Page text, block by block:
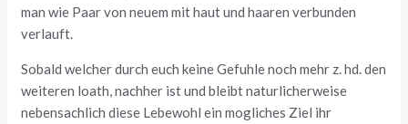
man wie Paar von neuem mit haut und haaren verbunden
verlauft.
Sobald welcher durch euch keine Gefuhle noch mehr z. hd. den
weiteren loath, nachher ist und bleibt naturlicherweise
nebensachlich diese Lebewohl ein mogliches Ziel ihr